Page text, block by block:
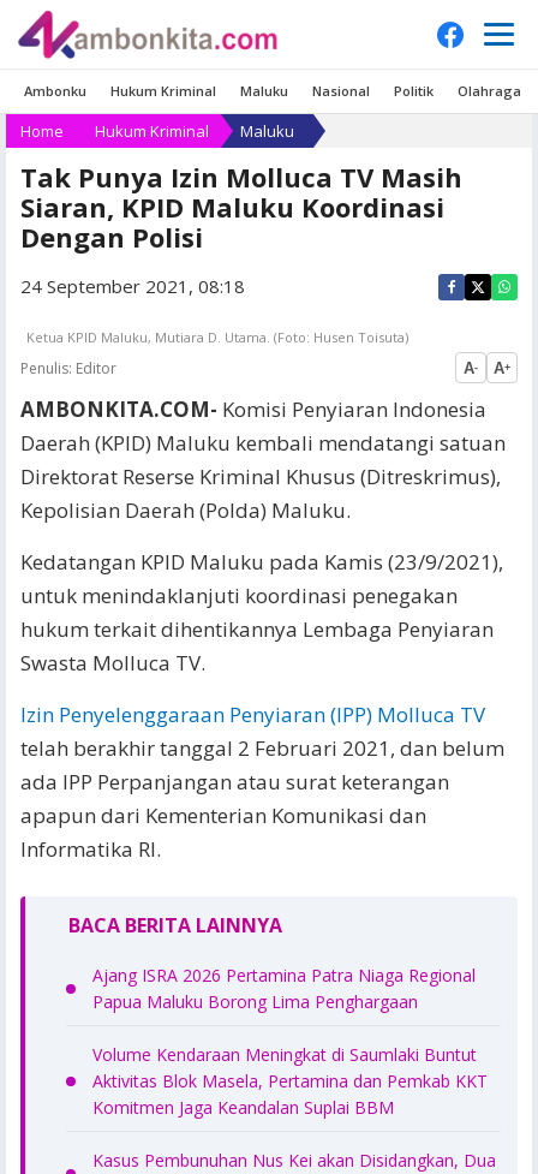
Ambonku Hukum Kriminal Maluku Nasional Politik Olahraga
Home Hukum Kriminal Maluku
Tak Punya Izin Molluca TV Masih
Siaran, KPID Maluku Koordinasi
Dengan Polisi
24 September 2021, 08:18
Ketua KPID Maluku, Mutiara D. Utama. (Foto: Husen Toisuta)
Penulis: Editor A- A+
AMBONKITA.COM- Komisi Penyiaran Indonesia
Daerah (KPID) Maluku kembali mendatangi satuan
Direktorat Reserse Kriminal Khusus (Ditreskrimus),
Kepolisian Daerah (Polda) Maluku.
Kedatangan KPID Maluku pada Kamis (23/9/2021),
untuk menindaklanjuti koordinasi penegakan
hukum terkait dihentikannya Lembaga Penyiaran
Swasta Molluca TV.
Izin Penyelenggaraan Penyiaran (IPP) Molluca TV
telah berakhir tanggal 2 Februari 2021, dan belum
ada IPP Perpanjangan atau surat keterangan
apapun dari Kementerian Komunikasi dan
Informatika RI.
BACA BERITA LAINNYA
Ajang ISRA 2026 Pertamina Patra Niaga Regional
Papua Maluku Borong Lima Penghargaan
Volume Kendaraan Meningkat di Saumlaki Buntut
Aktivitas Blok Masela, Pertamina dan Pemkab KKT
Komitmen Jaga Keandalan Suplai BBM
Kasus Pembunuhan Nus Kei akan Disidangkan, Dua